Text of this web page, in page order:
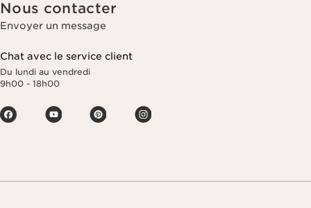
Nous contacter
Envoyer un message
Chat avec le service client
Du lundi au vendredi
9h00 - 18h00